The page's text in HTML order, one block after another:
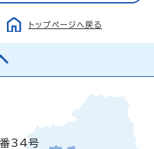
トップページへ戻る
番34号